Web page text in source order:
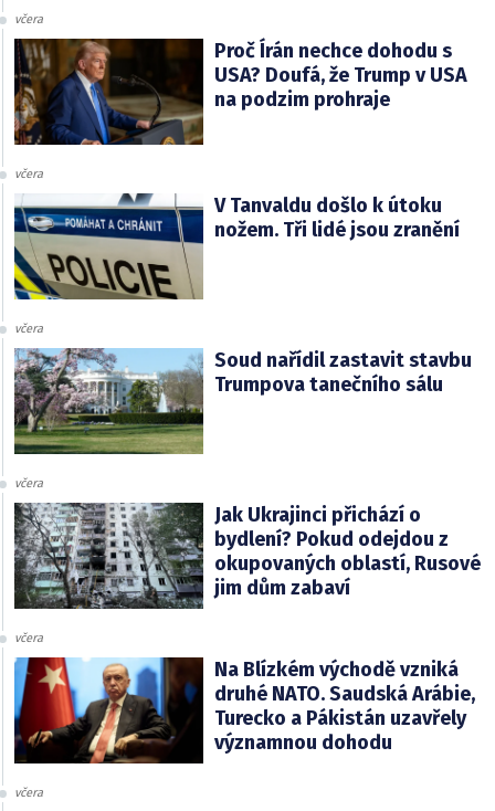
včera
Proč Írán nechce dohodu s
USA? Doufá, že Trump v USA
na podzim prohraje
včera
V Tanvaldu došlo k útoku
nožem. Tři lidé jsou zranění
včera
Soud nařídil zastavit stavbu
Trumpova tanečního sálu
včera
Jak Ukrajinci přichází o
bydlení? Pokud odejdou z
okupovaných oblastí, Rusové
jim dům zabaví
včera
Na Blízkém východě vzniká
druhé NATO. Saudská Arábie,
Turecko a Pákistán uzavřely
významnou dohodu
včera